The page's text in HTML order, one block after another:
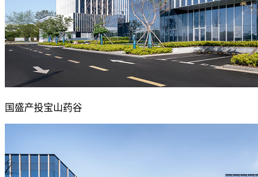
国盛产投宝山药谷